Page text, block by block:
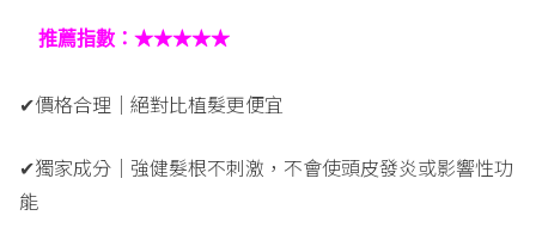
推薦指數：★★★★★
✔價格合理｜絕對比植髮更便宜
✔獨家成分｜強健髮根不刺激，不會使頭皮發炎或影響性功
能